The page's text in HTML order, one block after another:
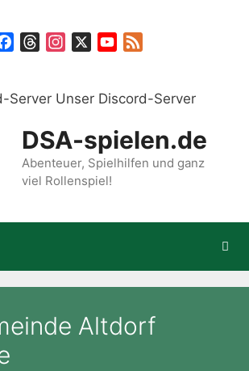
FacebookThreadsInstagram YouTube
Unser Discord-Server
DSA-spielen.de
Abenteuer, Spielhilfen und ganz
viel Rollenspiel!
Altdorf